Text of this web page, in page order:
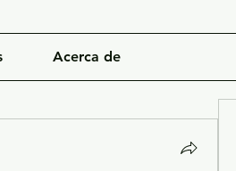
Acerca de